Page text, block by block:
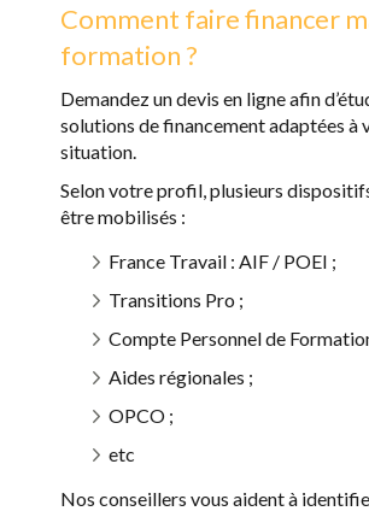
Comment faire financer
formation ?
Demandez un devis en ligne afin
solutions de financement adaptées à
situation.
Selon votre profil, plusieurs
être mobilisés :
France Travail : AIF / POEI ;
Transitions Pro ;
Compte Personnel de
Aides régionales ;
OPCO ;
etc
Nos conseillers vous aident à